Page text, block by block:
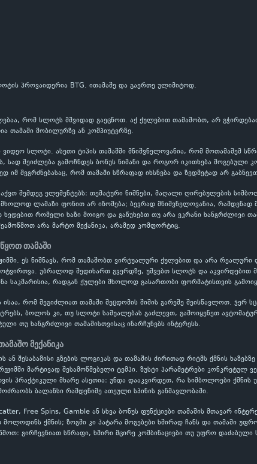
პროვაიდერია BTG. ითამაშე და გაერთე ულიმიტოდ.
რომ სლოტს მშვიდად გაეცნოთ. აქ ქულებით თამაშობთ, არ
თამაში მობილურზე ან კომპიუტერზე.
სლოტი. ასეთი ტიპის თამაშში მნიშვნელოვანია, რომ მოთამაშემ
შეიძლება გამოჩნდეს ბონუს ნიშანი და როგორ იკითხება მოგებული
იმ შეგრძნებასაც, რომ თამაში სწრაფად იხსნება და ზედმეტად არ
შემდეგ ელემენტებს: თემატური ნიშნები, მაღალი ღირებულების
ლამაზი ფონით არ იზომება; ბევრად მნიშვნელოვანია, რამდენად
რომელი ხაზი მოიგო და გაწუხებთ თუ არა ეკრანი ხანგრძლივი
არა მარტო მექანიკა, არამედ კომფორტიც.
თამაში
ეს ნიშნავს, რომ თამაშობთ ვირტუალური ქულებით და არა
უბრალოდ შედიხართ გვერდზე, უშვებთ სლოტს და აკვირდებით
საკმარისია, რადგან ქულები მხოლოდ გასართობი ფორმატისთვის
ისაა, რომ შეგიძლიათ თამაში შეცდომის შიშის გარეშე შეისწავლოთ. ჯერ
ბოლოს კი, თუ სლოტი საშუალებას გაძლევთ, გამოიყენეთ
თუ ხანგრძლივი თამაშისთვისაც ინარჩუნებს ინტერესს.
მექანიკა
ან შესაბამისი გზების ლოგიკას და თამაშის ძირითად რიტმს ქმნის
მარტივად შესამოწმებელი ტემპი. ზუსტი პარამეტრები კონკრეტულ
პრაქტიკული მხარე ასეთია: უნდა დააკვირდეთ, რა სიმბოლოები
ბალანსი რამდენიმე ათეული სპინის განმავლობაში.
Free Spins, Gamble ან სხვა ბონუს ფუნქციები თამაშის მთავარ
ქმნის; ზოგში კი პატარა მოგებები ხშირად ჩანს და თამაში
გირჩევნიათ სწრაფი, ხშირი მცირე კომბინაციები თუ უფრო დაძაბული